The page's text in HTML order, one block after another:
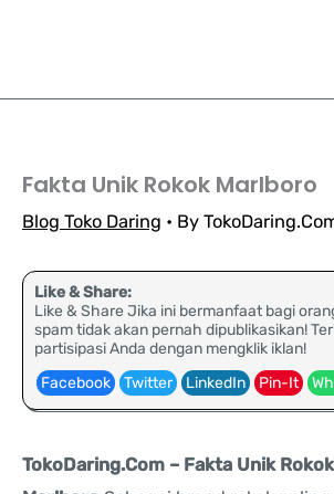
Fakta Unik Rokok Marlboro
Blog Toko Daring • By
Like & Share:
Like & Share Jika ini bermanfaat bagi
spam tidak akan pernah dipublikasikan!
partisipasi Anda dengan mengklik iklan!
Facebook
Twitter LinkedIn Pin-It
TokoDaring.Com – Fakta Unik Rokok